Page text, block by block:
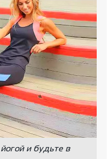
и будьте в